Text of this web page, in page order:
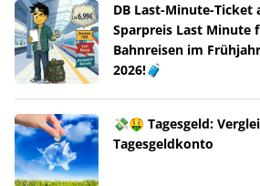
DB Last-Minute-Ticket
Sparpreis Last Minute
Bahnreisen im
2026!🧳
💸🤑 Tagesgeld:
Tagesgeldkonto